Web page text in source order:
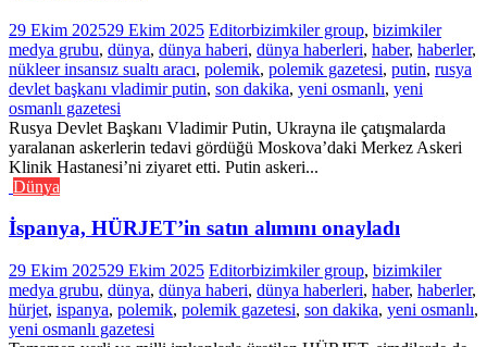
29 Ekim 202529 Ekim 2025 Editorbizimkiler group, bizimkiler
medya grubu, dünya, dünya haberi, dünya haberleri, haber, haberler,
nükleer insansız sualtı aracı, polemik, polemik gazetesi, putin, rusya
devlet başkanı vladimir putin, son dakika, yeni osmanlı, yeni
osmanlı gazetesi
Rusya Devlet Başkanı Vladimir Putin, Ukrayna ile çatışmalarda
yaralanan askerlerin tedavi gördüğü Moskova’daki Merkez Askeri
Klinik Hastanesi’ni ziyaret etti. Putin askeri...
Dünya
İspanya, HÜRJET’in satın alımını onayladı
29 Ekim 202529 Ekim 2025 Editorbizimkiler group, bizimkiler
medya grubu, dünya, dünya haberi, dünya haberleri, haber, haberler,
hürjet, ispanya, polemik, polemik gazetesi, son dakika, yeni osmanlı,
yeni osmanlı gazetesi